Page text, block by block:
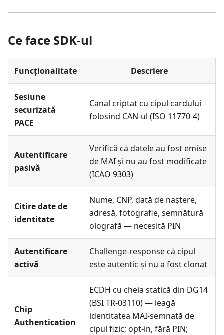
Ce face SDK-ul
Funcționalitate Descriere
Sesiune
securizată
PACE
Canal criptat cu cipul cardului
folosind CAN-ul (ISO 11770-4)
Autentificare
pasivă
Verifică că datele au fost emise
de MAI și nu au fost modificate
(ICAO 9303)
Citire date de
identitate
Nume, CNP, dată de naștere,
adresă, fotografie, semnătură
olografă — necesită PIN
Autentificare
activă
Challenge-response că cipul
este autentic și nu a fost clonat
Chip
Authentication
ECDH cu cheia statică din DG14
(BSI TR-03110) — leagă
identitatea MAI-semnată de
cipul fizic; opt-in, fără PIN;